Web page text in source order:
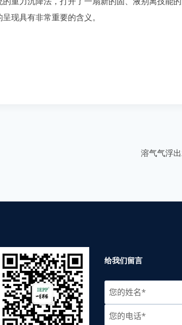
现具有非常重要的含义。
溶气气浮
给我们留言